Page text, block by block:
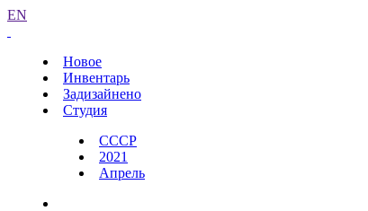
EN
Новое
Инвентарь
Задизайнено
Студия
СССР
2021
Апрель